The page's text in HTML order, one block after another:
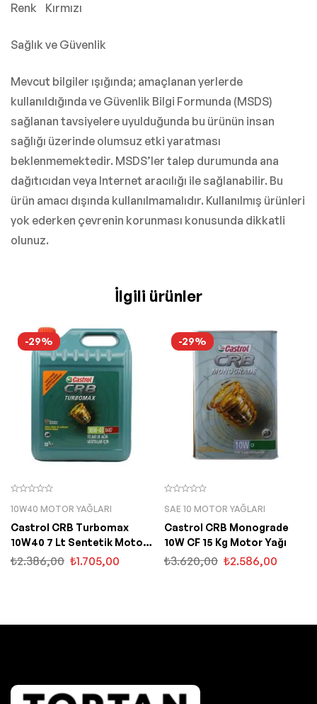
Renk Kırmızı
Sağlık ve Güvenlik
Mevcut bilgiler ışığında; amaçlanan yerlerde
kullanıldığında ve Güvenlik Bilgi Formunda (MSDS)
sağlanan tavsiyelere uyulduğunda bu ürünün insan
sağlığı üzerinde olumsuz etki yaratması
beklenmemektedir. MSDS’ler talep durumunda ana
dağıtıcıdan veya Internet aracılığı ile sağlanabilir. Bu
ürün amacı dışında kullanılmamalıdır. Kullanılmış ürünleri
yok ederken çevrenin korunması konusunda dikkatli
olunuz.
İlgili ürünler
-29%
10W40 MOTOR YAĞLARI
Castrol CRB Turbomax
10W40 7 Lt Sentetik Motor
Yağı
₺2.386,00 ₺1.705,00
-29%
SAE 10 MOTOR YAĞLARI
Castrol CRB Monograde
10W CF 15 Kg Motor Yağı
₺3.620,00 ₺2.586,00